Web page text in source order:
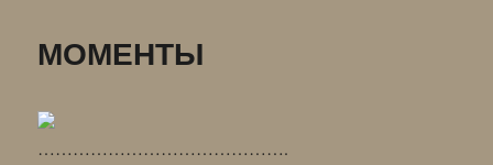
МОМЕНТЫ
…………………………………….